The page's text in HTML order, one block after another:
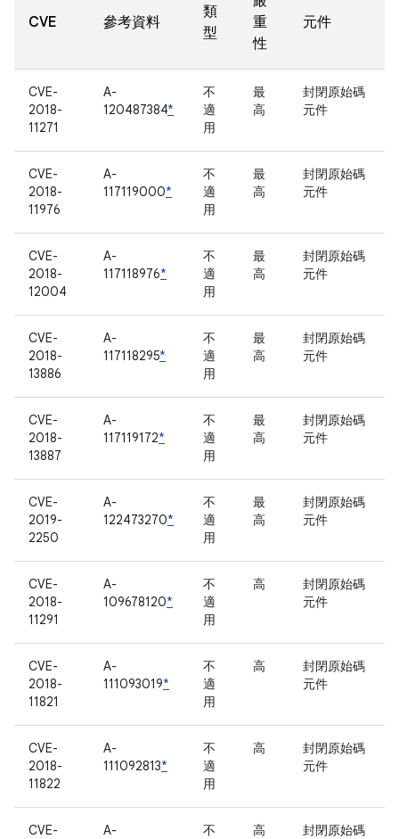
CVE 參考資料
類
型
重
性
元件
CVE-
2018-
11271
A-
120487384*
不
適
用
最
高
封閉原始碼
元件
CVE-
2018-
11976
A-
117119000*
不
適
用
最
高
封閉原始碼
元件
CVE-
2018-
12004
A-
117118976*
不
適
用
最
高
封閉原始碼
元件
CVE-
2018-
13886
A-
117118295*
不
適
用
最
高
封閉原始碼
元件
CVE-
2018-
13887
A-
117119172*
不
適
用
最
高
封閉原始碼
元件
CVE-
2019-
2250
A-
122473270*
不
適
用
最
高
封閉原始碼
元件
CVE-
2018-
11291
A-
109678120*
不
適
用
高
封閉原始碼
元件
CVE-
2018-
11821
A-
111093019*
不
適
用
高
封閉原始碼
元件
CVE-
2018-
11822
A-
111092813*
不
適
用
高
封閉原始碼
元件
CVE-
A-
不
高
封閉原始碼